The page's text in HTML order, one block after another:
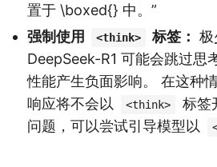
置于 \boxed{} 中。”
强制使用
<think> 标签： 极
DeepSeek-R1 可能会跳过思
性能产生负面影响。 在这种
响应将不会以
<think>
标签
问题，可以尝试引导模型以